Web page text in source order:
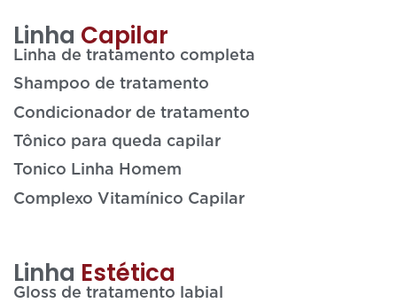
Linha Capilar
Linha de tratamento completa
Shampoo de tratamento
Condicionador de tratamento
Tônico para queda capilar
Tonico Linha Homem
Complexo Vitamínico Capilar
Linha Estética
Gloss de tratamento labial